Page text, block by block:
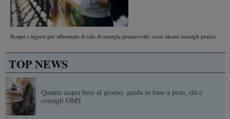
Scopri i segreti per affrontare il calo di energia primaverile: ecco alcuni consigli pratici
TOP NEWS
Quanta acqua bere al giorno: guida in base a peso, età e
consigli OMS